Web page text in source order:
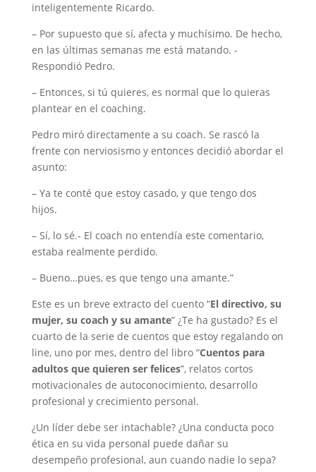
inteligentemente Ricardo.
– Por supuesto que sí, afecta y muchísimo. De hecho,
en las últimas semanas me está matando. -
Respondió Pedro.
– Entonces, si tú quieres, es normal que lo quieras
plantear en el coaching.
Pedro miró directamente a su coach. Se rascó la
frente con nerviosismo y entonces decidió abordar el
asunto:
– Ya te conté que estoy casado, y que tengo dos
hijos.
– Sí, lo sé.- El coach no entendía este comentario,
estaba realmente perdido.
– Bueno…pues, es que tengo una amante.”
Este es un breve extracto del cuento “El directivo, su
mujer, su coach y su amante” ¿Te ha gustado? Es el
cuarto de la serie de cuentos que estoy regalando on
line, uno por mes, dentro del libro “Cuentos para
adultos que quieren ser felices”, relatos cortos
motivacionales de autoconocimiento, desarrollo
profesional y crecimiento personal.
¿Un líder debe ser intachable? ¿Una conducta poco
ética en su vida personal puede dañar su
desempeño profesional, aun cuando nadie lo sepa?